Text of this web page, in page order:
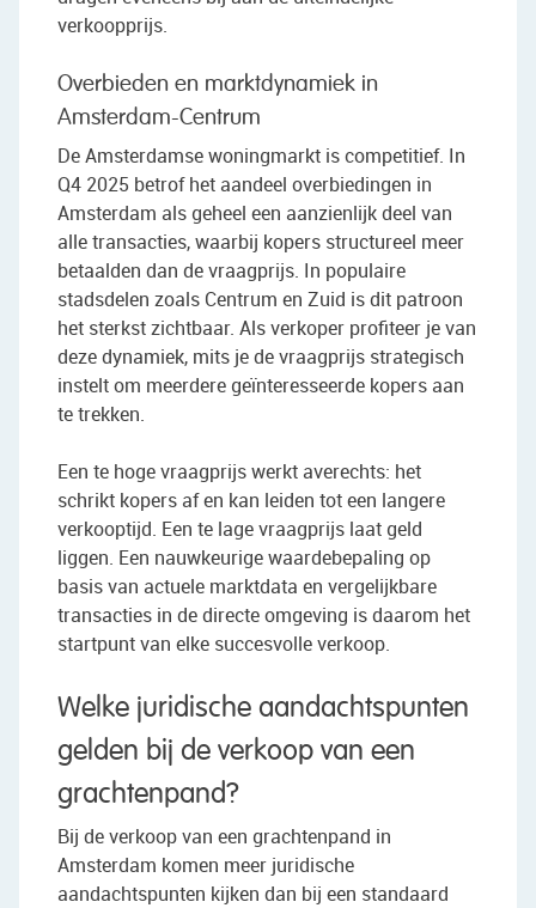
verkoopprijs.
Overbieden en marktdynamiek in
Amsterdam-Centrum
De Amsterdamse woningmarkt is competitief. In
Q4 2025 betrof het aandeel overbiedingen in
Amsterdam als geheel een aanzienlijk deel van
alle transacties, waarbij kopers structureel meer
betaalden dan de vraagprijs. In populaire
stadsdelen zoals Centrum en Zuid is dit patroon
het sterkst zichtbaar. Als verkoper profiteer je van
deze dynamiek, mits je de vraagprijs strategisch
instelt om meerdere geïnteresseerde kopers aan
te trekken.
Een te hoge vraagprijs werkt averechts: het
schrikt kopers af en kan leiden tot een langere
verkooptijd. Een te lage vraagprijs laat geld
liggen. Een nauwkeurige waardebepaling op
basis van actuele marktdata en vergelijkbare
transacties in de directe omgeving is daarom het
startpunt van elke succesvolle verkoop.
Welke juridische aandachtspunten
gelden bij de verkoop van een
grachtenpand?
Bij de verkoop van een grachtenpand in
Amsterdam komen meer juridische
aandachtspunten kijken dan bij een standaard